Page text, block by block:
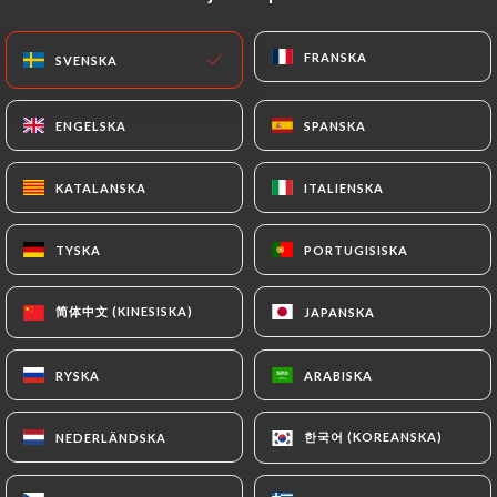
SVENSKA FRANSKA
ENGELSKA SPANSKA
KATALANSKA ITALIENSKA
TYSKA PORTUGISISKA
简体中文 (KINESISKA) JAPANSKA
RYSKA ARABISKA
NEDERLÄNDSKA 한국어 (KOREANSKA)
HEM/KONTAKT
Kontakt
Chez Mademoiselle
SVENSKA FRANSKA
ENGELSKA SPANSKA
KATALANSKA ITALIENSKA
TYSKA PORTUGISISKA
简体中文 (KINESISKA) JAPANSKA
RYSKA ARABISKA
NEDERLÄNDSKA 한국어 (KOREANSKA)